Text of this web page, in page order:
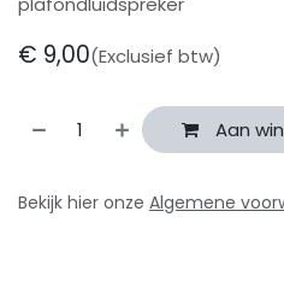
€ 9,00(Exclusief btw)
Aan
Bekijk hier onze Algemene